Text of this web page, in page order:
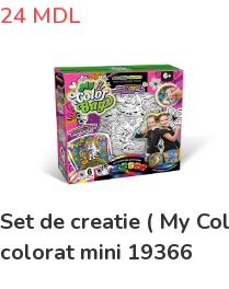
24 MDL
Set de creatie ( My
colorat mini 19366